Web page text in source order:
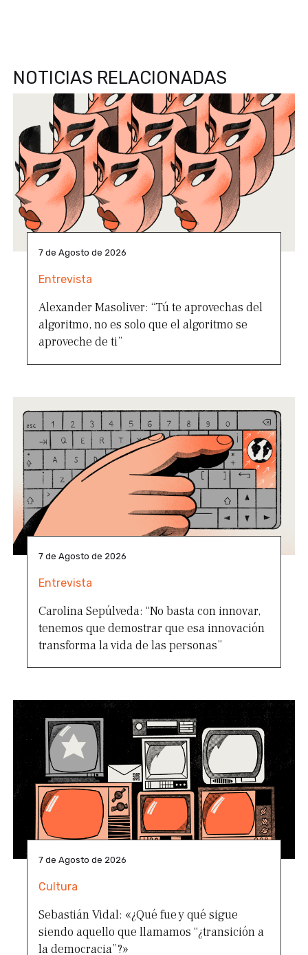
NOTICIAS RELACIONADAS
7 de Agosto de 2026
Entrevista
Alexander Masoliver: “Tú te aprovechas del
algoritmo, no es solo que el algoritmo se
aproveche de ti”
7 de Agosto de 2026
Entrevista
Carolina Sepúlveda: “No basta con innovar,
tenemos que demostrar que esa innovación
transforma la vida de las personas”
7 de Agosto de 2026
Cultura
Sebastián Vidal: «¿Qué fue y qué sigue
siendo aquello que llamamos “¿transición a
la democracia”?»